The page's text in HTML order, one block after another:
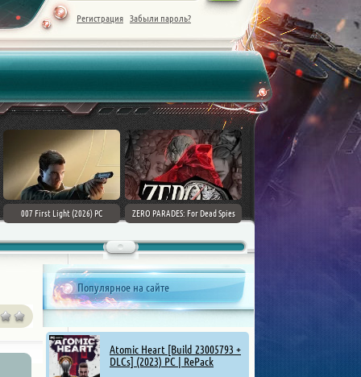
Регистрация Забыли пароль?
007 First Light (2026) PC
ZERO PARADES: For Dead Spies
Mount & Blade II: Bannerlord [v
Популярное на сайте
Atomic Heart [Build 23005793 +
DLCs] (2023) PC | RePack